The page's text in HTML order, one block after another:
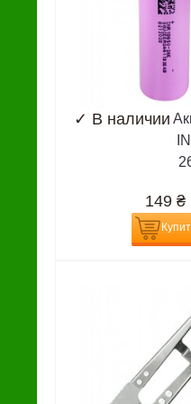
✓ В наличии
149 ₴